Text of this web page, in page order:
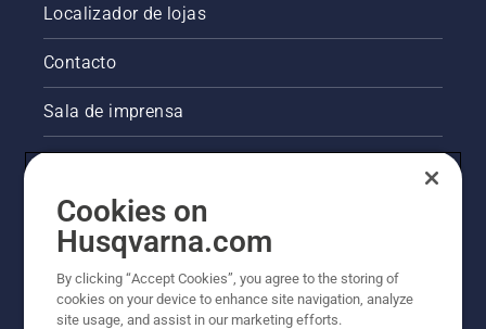
Localizador de lojas
Contacto
Sala de imprensa
Outros websites da Husqvarna
A abordagem da Husqvarna à sustentabilidade
Cookies on
Husqvarna.com
By clicking “Accept Cookies”, you agree to the storing of
cookies on your device to enhance site navigation, analyze
site usage, and assist in our marketing efforts.